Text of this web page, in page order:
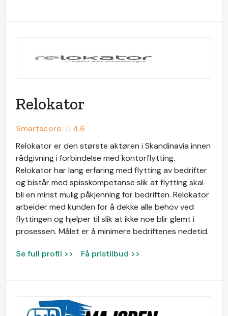
Relokator
Smartscore: ☆4.6
Relokator er den største aktøren i Skandinavia innen
rådgivning i forbindelse med kontorflytting.
Relokator har lang erfaring med flytting av bedrifter
og bistår med spisskompetanse slik at flytting skal
bli en minst mulig påkjenning for bedriften. Relokator
arbeider med kunden for å dekke alle behov ved
flyttingen og hjelper til slik at ikke noe blir glemt i
prosessen. Målet er å minimere bedriftenes nedetid.
Se full profil >> Få pristilbud >>